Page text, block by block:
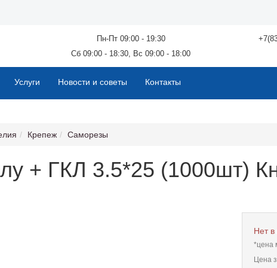
Пн-Пт 09:00 - 19:30
Сб 09:00 - 18:30, Вс 09:00 - 18:00
Услуги Новости и советы Контакты
Крепеж Саморезы
+ ГКЛ 3.5*25 (1000шт)
Нет в
*цена
Цена